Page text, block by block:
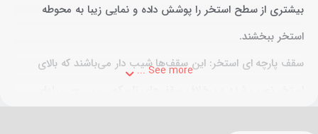
بیشتری از سطح استخر را پوشش داده و نمایی زیبا به محوطه
استخر ببخشند.
سقف پارچه ای استخر: این سقف‌ها شیب دار می‌باشند که بالای
See more ...